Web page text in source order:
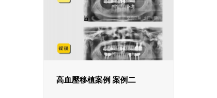
高血壓移植案例 案例二